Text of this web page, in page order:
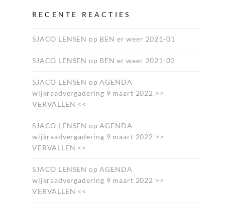
RECENTE REACTIES
SJACO LENSEN op BEN er weer 2021-01
SJACO LENSEN op BEN er weer 2021-02
SJACO LENSEN opAGENDA
wijkraadvergadering 9 maart 2022 >>
VERVALLEN <<
SJACO LENSEN opAGENDA
wijkraadvergadering 9 maart 2022 >>
VERVALLEN <<
SJACO LENSEN opAGENDA
wijkraadvergadering 9 maart 2022 >>
VERVALLEN <<